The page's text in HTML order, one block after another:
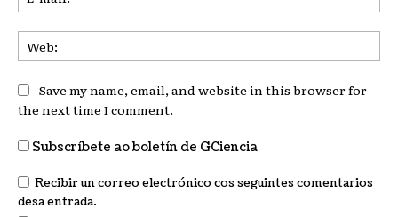
Save my name, email, and website in this browser for
the next time I comment.
Subscríbete ao boletín de GCiencia
Recibir un correo electrónico cos seguintes comentarios
desa entrada.